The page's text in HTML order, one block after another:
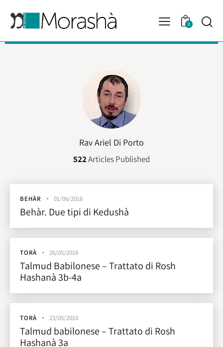
0
Rav Ariel Di Porto
522Articles Published
BEHÀR 01/06/2016
Behàr. Due tipi di Kedushà
TORÀ 26/05/2016
Talmud Babilonese – Trattato di Rosh
Hashanà 3b-4a
TORÀ 23/05/2016
Talmud babilonese – Trattato di Rosh
Hashanà 3a